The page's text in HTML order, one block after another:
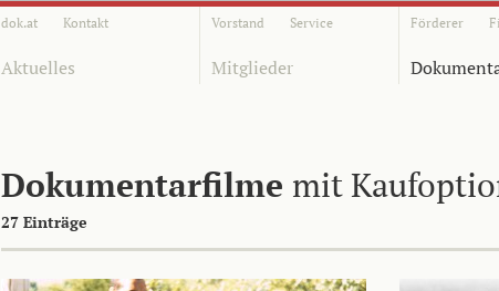
dok.at Kontakt Vorstand Service Förderer
Aktuelles Mitglieder
Dokumentarfilme mit
27 Einträge